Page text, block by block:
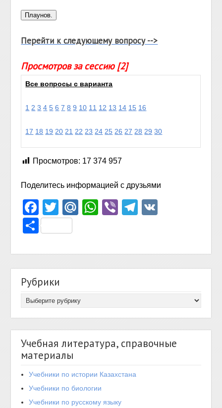
Перейти к следующему вопросу -->
Просмотров за сессию [2]
Все вопросы с варианта
1 2 3 4 5 6 7 8 9 10 11 12 13 14 15 16
17 18 19 20 21 22 23 24 25 26 27 28 29 30
Просмотров: 17 374 957
Поделитесь информацией с друзьями
Facebook
TwitterMail.Ru
WhatsApp
ViberTelegram
Отправить
Рубрики
Учебная литература, справочные
материалы
Учебники по истории Казахстана
Учебники по биологии
Учебники по русскому языку